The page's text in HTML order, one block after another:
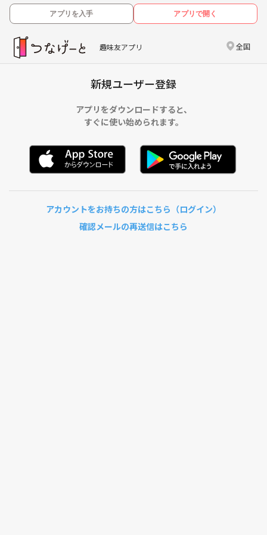
アプリを入手 アプリで開く
趣味友アプリ 全国
新規ユーザー登録
アプリをダウンロードすると、
すぐに使い始められます。
アカウントをお持ちの方はこちら（ログイン）
確認メールの再送信はこちら